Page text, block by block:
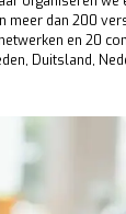
meer dan 200
en 20
Duitsland,